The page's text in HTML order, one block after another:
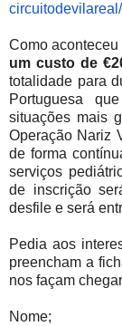
Como
um custo de
totalidade para
Portuguesa
situações mais
Operação Nariz
de forma
serviços
de inscrição
desfile e será
Pedia aos
preencham a
nos façam
Nome;